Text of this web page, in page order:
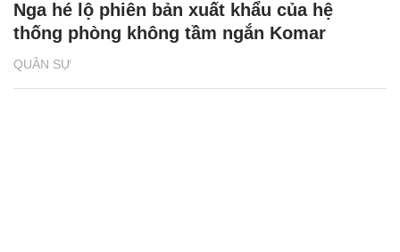
QUÂN SỰ
Nga hé lộ phiên bản xuất khẩu của hệ
thống phòng không tầm ngắn Komar